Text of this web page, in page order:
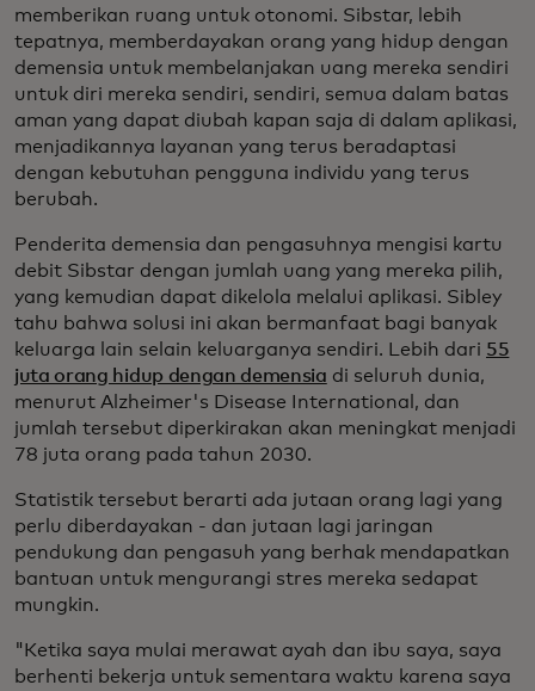
memberikan ruang untuk otonomi. Sibstar, lebih
tepatnya, memberdayakan orang yang hidup dengan
demensia untuk membelanjakan uang mereka sendiri
untuk diri mereka sendiri, sendiri, semua dalam batas
aman yang dapat diubah kapan saja di dalam aplikasi,
menjadikannya layanan yang terus beradaptasi
dengan kebutuhan pengguna individu yang terus
berubah.
Penderita demensia dan pengasuhnya mengisi kartu
debit Sibstar dengan jumlah uang yang mereka pilih,
yang kemudian dapat dikelola melalui aplikasi. Sibley
tahu bahwa solusi ini akan bermanfaat bagi banyak
keluarga lain selain keluarganya sendiri. Lebih dari 55
juta orang hidup dengan demensia di seluruh dunia,
menurut Alzheimer's Disease International, dan
jumlah tersebut diperkirakan akan meningkat menjadi
78 juta orang pada tahun 2030.
Statistik tersebut berarti ada jutaan orang lagi yang
perlu diberdayakan - dan jutaan lagi jaringan
pendukung dan pengasuh yang berhak mendapatkan
bantuan untuk mengurangi stres mereka sedapat
mungkin.
"Ketika saya mulai merawat ayah dan ibu saya, saya
berhenti bekerja untuk sementara waktu karena saya